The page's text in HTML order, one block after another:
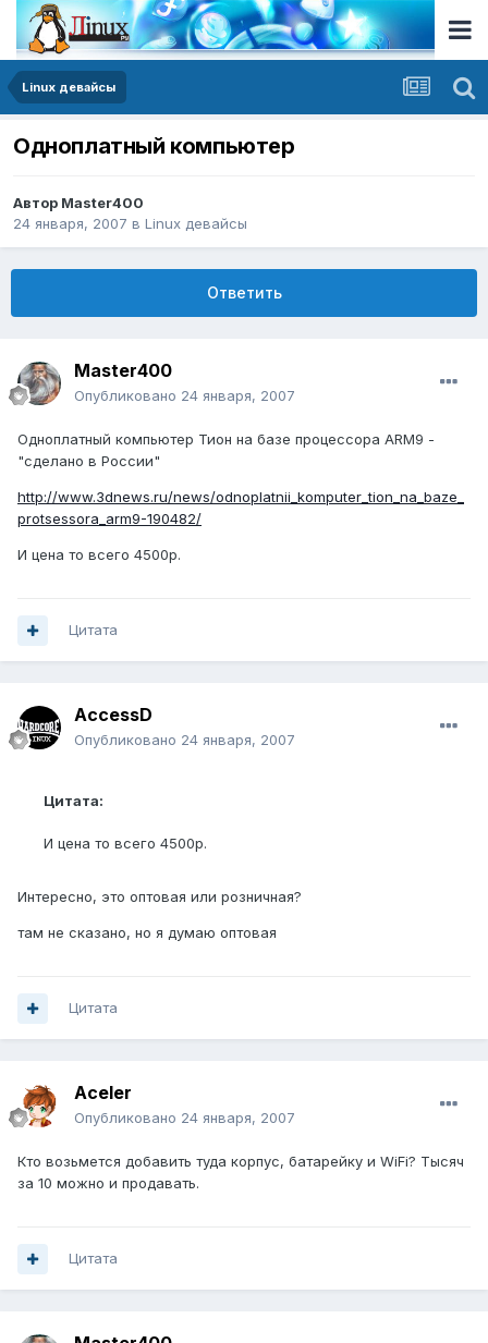
Linux девайсы
Одноплатный компьютер
Автор Master400
24 января, 2007 в Linux девайсы
Ответить
Master400
Опубликовано 24 января, 2007
Одноплатный компьютер Тион на базе процессора ARM9 -
"сделано в России"
http://www.3dnews.ru/news/odnoplatnii_komputer_tion_na_baze_
protsessora_arm9-190482/
И цена то всего 4500р.
Цитата
AccessD
Опубликовано 24 января, 2007
Цитата:
И цена то всего 4500р.
Интересно, это оптовая или розничная?
там не сказано, но я думаю оптовая
Цитата
Aceler
Опубликовано 24 января, 2007
Кто возьмется добавить туда корпус, батарейку и WiFi? Тысяч
за 10 можно и продавать.
Цитата